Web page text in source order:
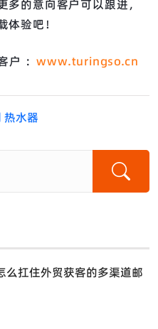
的意向客户可以跟进，
验吧！
户 ：www.turingso.cn
热水器
么扛住外贸获客的多渠道邮